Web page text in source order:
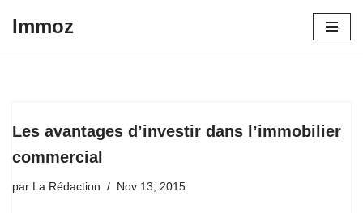
Immoz
Les avantages d’investir dans l’immobilier
commercial
par La Rédaction Nov 13, 2015